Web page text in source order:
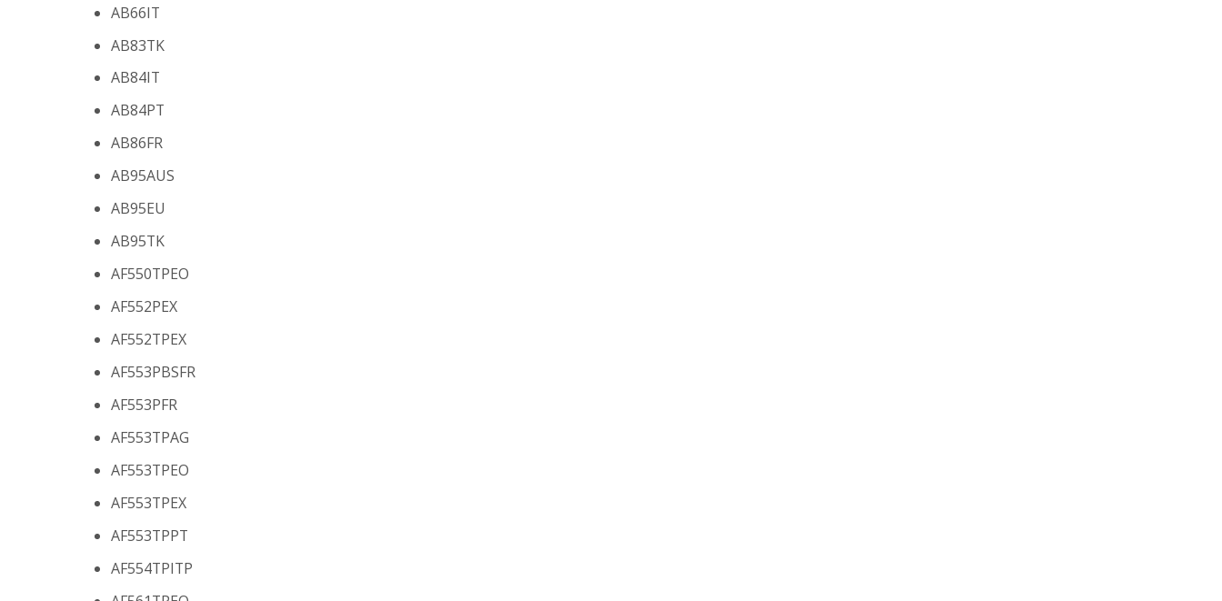
AB66IT
AB83TK
AB84IT
AB84PT
AB86FR
AB95AUS
AB95EU
AB95TK
AF550TPEO
AF552PEX
AF552TPEX
AF553PBSFR
AF553PFR
AF553TPAG
AF553TPEO
AF553TPEX
AF553TPPT
AF554TPITP